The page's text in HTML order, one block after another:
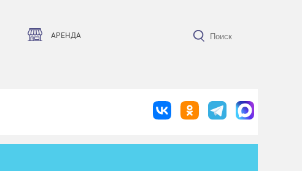
АРЕНДА